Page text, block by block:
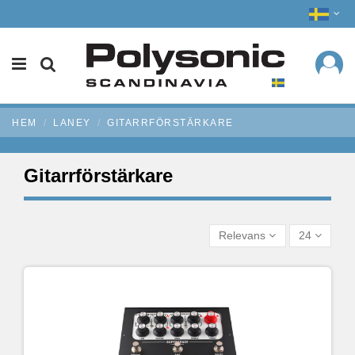
HEM LANEY GITARRFÖRSTÄRKARE
Gitarrförstärkare
Relevans 24